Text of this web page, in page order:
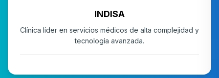
INDISA
Clínica líder en servicios médicos de alta complejidad y
tecnología avanzada.